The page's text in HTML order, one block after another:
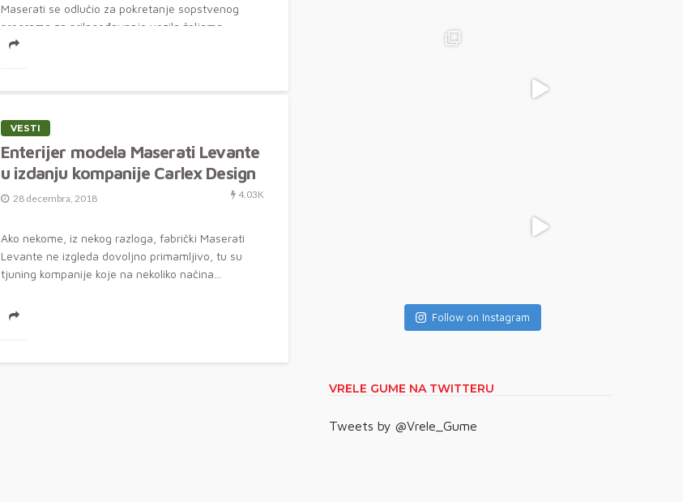
Maserati se odlučio za pokretanje sopstvenog
programa za prilagođavanje vozila željama
kupaca, a model Levante "One of One" je tu...
VESTI
Enterijer modela Maserati Levante
u izdanju kompanije Carlex Design
28 decembra, 2018 4.03K
Ako nekome, iz nekog razloga, fabrički Maserati
Levante ne izgleda dovoljno primamljivo, tu su
tjuning kompanije koje na nekoliko načina...
Follow on Instagram
VRELE GUME NA TWITTERU
Tweets by @Vrele_Gume